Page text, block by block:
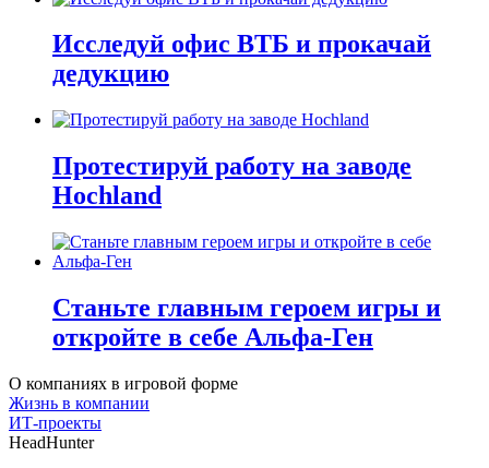
Исследуй офис ВТБ и прокачай
дедукцию
Протестируй работу на заводе
Hochland
Станьте главным героем игры и
откройте в себе Альфа-Ген
О компаниях в игровой форме
Жизнь в компании
ИТ-проекты
HeadHunter